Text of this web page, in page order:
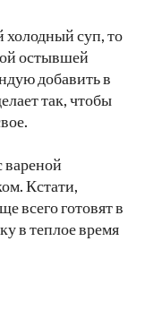
холодный суп, то
остывшей
добавить в
так, чтобы
вареной
Кстати,
всего готовят в
в теплое время